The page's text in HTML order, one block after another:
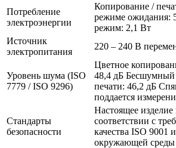
Потребление
электроэнергии
Копирование /
режиме ожидания:
режим: 2,1 Вт
Источник
электропитания
220 – 240 В
Уровень шума (ISO
7779 / ISO 9296)
Цветное
48,4 дБ Бесшумный
печати: 46,2 дБ
поддается
Стандарты
безопасности
Настоящее изделие
соответствии с
качества ISO 9001
окружающей среды